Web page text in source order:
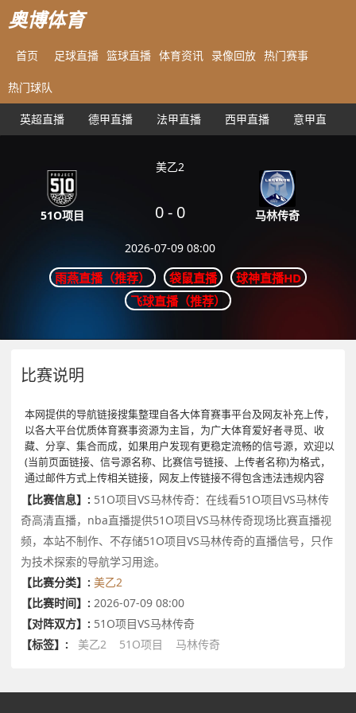
奥博体育
首页 足球直播 篮球直播 体育资讯 录像回放 热门赛事
热门球队
英超直播 德甲直播 法甲直播 西甲直播 意甲直播
51O项目
美乙2
0- 0
2026-07-09 08:00
马林传奇
雨燕直播（推荐） 袋鼠直播
球神直播HD
飞球直播（推荐）
比赛说明
本网提供的导航链接搜集整理自各大体育赛事平台及网友补充上传，
以各大平台优质体育赛事资源为主旨，为广大体育爱好者寻觅、收
藏、分享、集合而成，如果用户发现有更稳定流畅的信号源，欢迎以
(当前页面链接、信号源名称、比赛信号链接、上传者名称)为格式，
通过邮件方式上传相关链接，网友上传链接不得包含违法违规内容
【比赛信息】: 51O项目VS马林传奇：在线看51O项目VS马林传
奇高清直播，nba直播提供51O项目VS马林传奇现场比赛直播视
频，本站不制作、不存储51O项目VS马林传奇的直播信号，只作
为技术探索的导航学习用途。
【比赛分类】: 美乙2
【比赛时间】: 2026-07-09 08:00
【对阵双方】: 51O项目VS马林传奇
【标签】:
美乙2 51O项目 马林传奇